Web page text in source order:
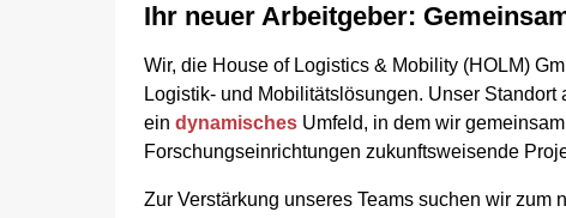
Ihr neuer Arbeitgeber:
Wir, die House of Logistics & Mobility (HOLM)
Logistik- und Mobilitätslösungen. Unser Standort
ein dynamisches Umfeld, in dem wir
Forschungseinrichtungen zukunftsweisende
Zur Verstärkung unseres Teams suchen wir zum